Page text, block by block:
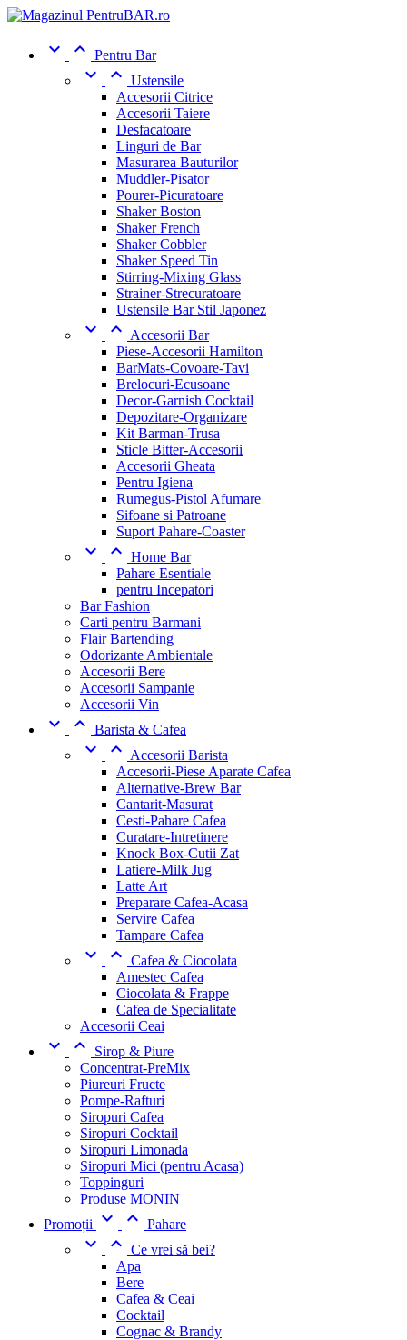
  Pentru Bar
  Ustensile
Accesorii Citrice
Accesorii Taiere
Desfacatoare
Linguri de Bar
Masurarea Bauturilor
Muddler-Pisator
Pourer-Picuratoare
Shaker Boston
Shaker French
Shaker Cobbler
Shaker Speed Tin
Stirring-Mixing Glass
Strainer-Strecuratoare
Ustensile Bar Stil Japonez
  Accesorii Bar
Piese-Accesorii Hamilton
BarMats-Covoare-Tavi
Brelocuri-Ecusoane
Decor-Garnish Cocktail
Depozitare-Organizare
Kit Barman-Trusa
Sticle Bitter-Accesorii
Accesorii Gheata
Pentru Igiena
Rumegus-Pistol Afumare
Sifoane si Patroane
Suport Pahare-Coaster
  Home Bar
Pahare Esentiale
pentru Incepatori
Bar Fashion
Carti pentru Barmani
Flair Bartending
Odorizante Ambientale
Accesorii Bere
Accesorii Sampanie
Accesorii Vin
  Barista & Cafea
  Accesorii Barista
Accesorii-Piese Aparate Cafea
Alternative-Brew Bar
Cantarit-Masurat
Cesti-Pahare Cafea
Curatare-Intretinere
Knock Box-Cutii Zat
Latiere-Milk Jug
Latte Art
Preparare Cafea-Acasa
Servire Cafea
Tampare Cafea
  Cafea & Ciocolata
Amestec Cafea
Ciocolata & Frappe
Cafea de Specialitate
Accesorii Ceai
 
Sirop & Piure
Concentrat-PreMix
Piureuri Fructe
Pompe-Rafturi
Siropuri Cafea
Siropuri Cocktail
Siropuri Limonada
Siropuri Mici (pentru Acasa)
Toppinguri
Produse MONIN
Promoții
  Pahare
  Ce vrei să bei?
Apa
Bere
Cafea & Ceai
Cocktail
Cognac & Brandy